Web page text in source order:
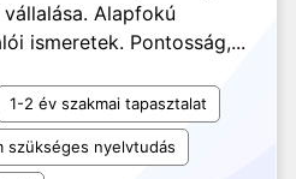
Alapfokú
ismeretek. Pontosság,...
1-2 év szakmai tapasztalat
szükséges nyelvtudás